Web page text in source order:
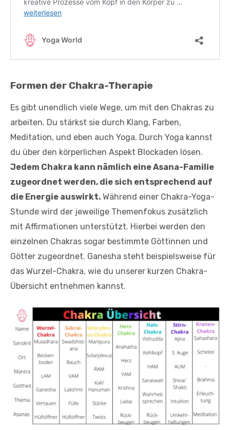
Formen der Chakra-Therapie
Es gibt unendlich viele Wege, um mit den Chakras zu
arbeiten. Du stärkst sie durch Klang, Farben,
Meditation, und eben auch Yoga. Durch Yoga kannst
du über den körperlichen Aspekt Blockaden lösen.
Jedem Chakra kann nämlich eine Asana-Familie
zugeordnet werden, die sich entsprechend auf
die Energie auswirkt. Während einer Chakra-Yoga-
Stunde wird der jeweilige Themenfokus zusätzlich
mit Affirmationen unterstützt. Hierbei werden den
einzelnen Chakras sogar bestimmte Göttinnen und
Götter zugeordnet. Ganesha steht beispielsweise für
das Wurzel-Chakra, wie du unserer kurzen Chakra-
Übersicht entnehmen kannst.